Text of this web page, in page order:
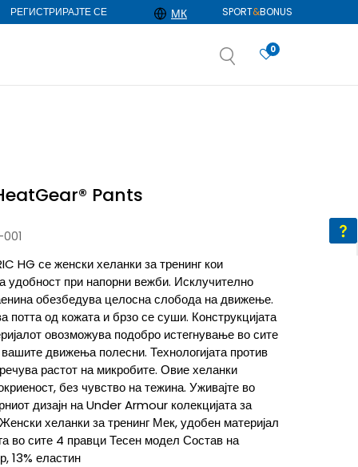
SPORT&BONUS
РЕГИСТРИРАЈТЕ СЕ МК
0
Pants
HG се женски хеланки за тренинг кои
удобност при напорни вежби. Исклучително
обезбедува целосна слобода на движење.
потта од кожата и брзо се суши. Конструкцијата
овозможува подобро истегнување во сите
движења полесни. Технологијата против
растот на микробите. Овие хеланки
без чувство на тежина. Уживајте во
дизајн на Under Armour колекцијата за
хеланки за тренинг Мек, удобен материјал
во сите 4 правци Тесен модел Состав на
13% еластин